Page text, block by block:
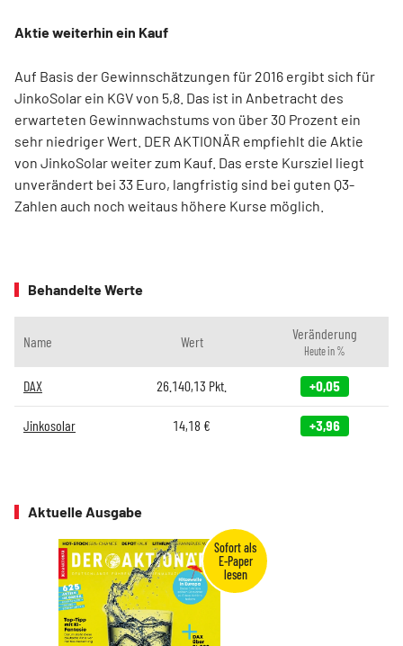
Aktie weiterhin ein Kauf
Auf Basis der Gewinnschätzungen für 2016 ergibt sich für
JinkoSolar ein KGV von 5,8. Das ist in Anbetracht des
erwarteten Gewinnwachstums von über 30 Prozent ein
sehr niedriger Wert. DER AKTIONÄR empfiehlt die Aktie
von JinkoSolar weiter zum Kauf. Das erste Kursziel liegt
unverändert bei 33 Euro, langfristig sind bei guten Q3-
Zahlen auch noch weitaus höhere Kurse möglich.
Behandelte Werte
Name Wert Veränderung
Heute in %
DAX 26.140,13 Pkt. +0,05
Jinkosolar 14,18 € +3,96
Aktuelle Ausgabe